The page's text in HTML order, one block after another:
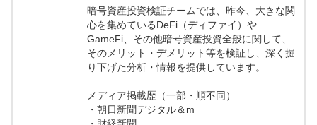
暗号資産投資検証チームでは、昨今、大きな関
心を集めているDeFi（ディファイ）や
GameFi、その他暗号資産投資全般に関して、
そのメリット・デメリット等を検証し、深く掘
り下げた分析・情報を提供しています。
メディア掲載歴（一部・順不同）
・朝日新聞デジタル＆m